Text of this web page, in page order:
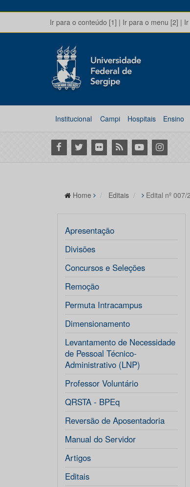
Ir para o conteúdo [1] | Ir para o menu [2] |
Institucional Campi Hospitais Ensino
Facebook
Twitter Flickr RSS YoutubeInstagram
Home Editais Edital nº
Apresentação
Divisões
Concursos e Seleções
Remoção
Permuta Intracampus
Dimensionamento
Levantamento de Necessidade
de Pessoal Técnico-
Administrativo (LNP)
Professor Voluntário
QRSTA - BPEq
Reversão de Aposentadoria
Manual do Servidor
Artigos
Editais